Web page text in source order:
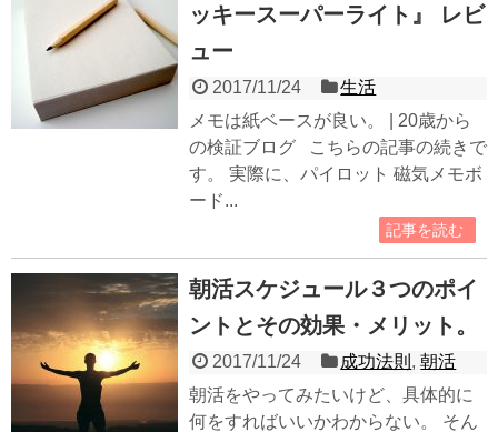
ッキースーパーライト』 レビ
ュー
2017/11/24
生活
メモは紙ベースが良い。 | 20歳から
の検証ブログ こちらの記事の続きで
す。 実際に、パイロット 磁気メモボ
ード...
記事を読む
朝活スケジュール３つのポイ
ントとその効果・メリット。
2017/11/24 成功法則 ,朝活
朝活をやってみたいけど、具体的に
何をすればいいかわからない。 そん